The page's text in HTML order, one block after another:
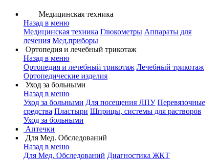
Медицинская техника
Назад в меню
Медицинская техника Глюкометры Аппараты для
лечения Мед.приборы
Ортопедия и лечебный трикотаж
Назад в меню
Ортопедия и лечебный трикотаж Лечебный трикотаж
Ортопедические изделия
Уход за больными
Назад в меню
Уход за больными Для посещения ЛПУ Перевязочные
средства Пластыри Шприцы, системы для растворов
Уход за больными
Аптечки
Для Мед. Обследований
Назад в меню
Для Мед. Обследований Диагностика ЖКТ